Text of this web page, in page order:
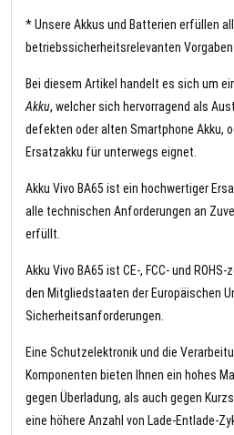
* Unsere Akkus und Batterien erfüllen
betriebssicherheitsrelevanten Vorgaben
Bei diesem Artikel handelt es sich um
Akku, welcher sich hervorragend als
defekten oder alten Smartphone Akku,
Ersatzakku für unterwegs eignet.
Akku Vivo BA65 ist ein hochwertiger
alle technischen Anforderungen an
erfüllt.
Akku Vivo BA65 ist CE-, FCC- und
den Mitgliedstaaten der Europäischen
Sicherheitsanforderungen.
Eine Schutzelektronik und die
Komponenten bieten Ihnen ein hohes
gegen Überladung, als auch gegen
eine höhere Anzahl von Lade-Entlade-